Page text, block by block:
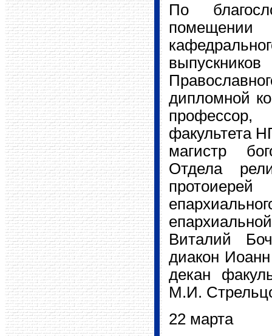
По
помещении
дипломной
профессор,
факультета
магистр
Отдела
Виталий
диакон
декан
М.И.
22 марта